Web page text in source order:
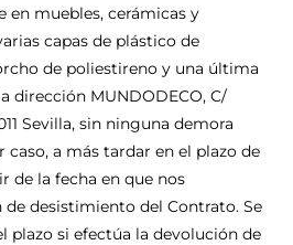
en muebles, cerámicas y
capas de plástico de
de poliestireno y una última
dirección MUNDODECO, C/
Sevilla, sin ninguna demora
caso, a más tardar en el plazo de
de la fecha en que nos
desistimiento del Contrato. Se
plazo si efectúa la devolución de